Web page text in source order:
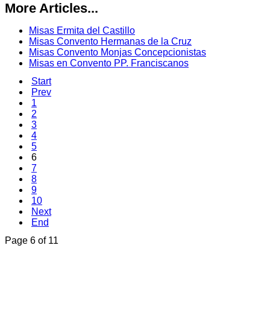
More Articles...
Misas Ermita del Castillo
Misas Convento Hermanas de la Cruz
Misas Convento Monjas Concepcionistas
Misas en Convento PP. Franciscanos
Start
Prev
1
2
3
4
5
6
7
8
9
10
Next
End
Page 6 of 11